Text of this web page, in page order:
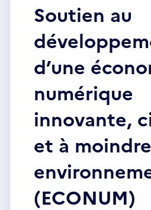
Soutien au
d’une
numérique
innovante,
et à
(ECONUM)